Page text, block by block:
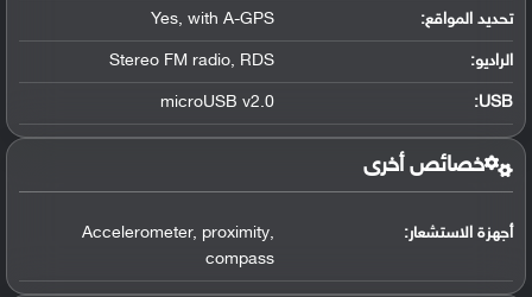
تحديد المواقع:
Yes, with A-GPS
الراديو: Stereo FM radio, RDS
USB
:
microUSB v2.0
خصائص أخرى
أجهزة الاستشعار: Accelerometer, proximity,
compass